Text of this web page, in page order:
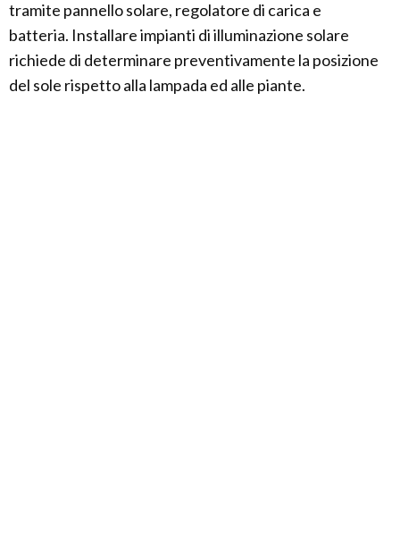
tramite pannello solare, regolatore di carica e
batteria. Installare impianti di illuminazione solare
richiede di determinare preventivamente la posizione
del sole rispetto alla lampada ed alle piante.